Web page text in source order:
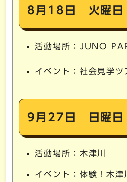
8月18日 火曜日
活動場所：JUNO
イベント：社会見学ツ
9月27日 日曜日
活動場所：木津川
イベント：体験！木津